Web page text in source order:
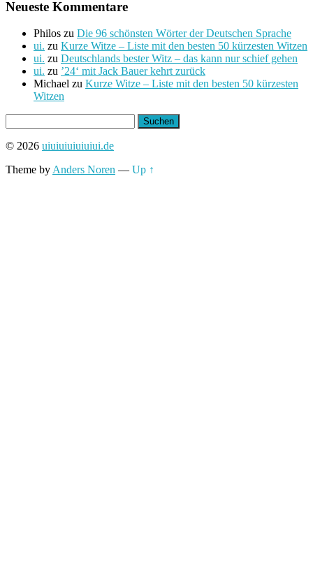
Neueste Kommentare
Philos zu Die 96 schönsten Wörter der Deutschen Sprache
ui. zu Kurze Witze – Liste mit den besten 50 kürzesten Witzen
ui. zu Deutschlands bester Witz – das kann nur schief gehen
ui. zu ’24‘ mit Jack Bauer kehrt zurück
Michael zu Kurze Witze – Liste mit den besten 50 kürzesten
Witzen
nach:
© 2026 uiuiuiuiuiuiui.de
Theme by Anders Noren — Up ↑